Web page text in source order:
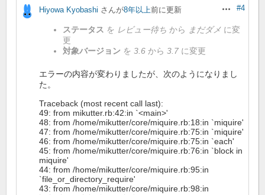
操作#4
Hiyowa Kyobashi さんが8年以上前に更新
ステータス を レビュー待ち から まだダメ に変
更
対象バージョン を 3.6 から 3.7 に変更
エラーの内容が変わりましたが、次のようになりまし
た。
Traceback (most recent call last):
49: from mikutter.rb:42:in `<main>'
48: from /home/mikutter/core/miquire.rb:18:in `miquire'
47: from /home/mikutter/core/miquire.rb:75:in `miquire'
46: from /home/mikutter/core/miquire.rb:75:in `each'
45: from /home/mikutter/core/miquire.rb:76:in `block in
miquire'
44: from /home/mikutter/core/miquire.rb:95:in
`file_or_directory_require'
43: from /home/mikutter/core/miquire.rb:98:in